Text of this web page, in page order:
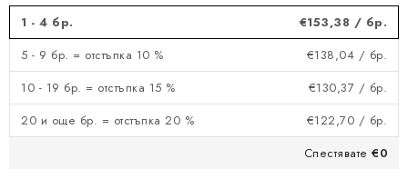
1 - 4 бр. €153,38 / бр.
5 - 9 бр. = отстъпка 10 %
€138,04 / бр.
10 - 19 бр. = отстъпка 15 %
€130,37 / бр.
20 и още бр. = отстъпка 20 %
€122,70 / бр.
Спестявате €0